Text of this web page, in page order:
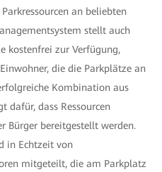
an beliebten
stellt auch
kostenfrei zur Verfügung,
die die Parkplätze an
Kombination aus
dafür, dass Ressourcen
Bürger bereitgestellt werden.
in Echtzeit von
mitgeteilt, die am Parkplatz